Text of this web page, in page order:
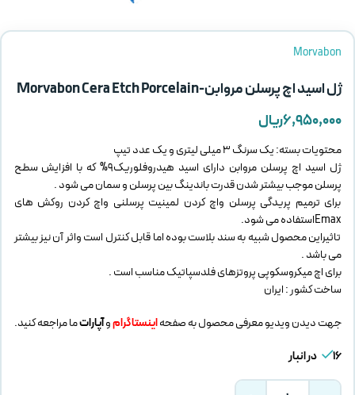
Morvabon
ژل اسید اچ پرسلن مروابن-Morvabon Cera Etch Porcelain
۶,۹۵۰,۰۰۰ریال
محتویات بسته: یک سرنگ 3 میلی لیتری و یک عدد تیپ
ژل اسید اچ پرسلن مروابن دارای اسید هیدروفلوریک9% که با افزایش سطح
پرسلن موجب بیشتر شدن قدرت باندینگ بین پرسلن و سمان می شود .
برای ترمیم پریدگی پرسلن واچ کردن لمینیت پرسلنی واچ کردن روکش های
Emaxاستفاده می شود.
تاثیراین محصول شبیه به سند بلاست بوده اما قابل کنترل است واثر آن نیز بیشتر
می باشد .
برای اچ میکروسکوپی پروتزهای فلدسپاتیک مناسب است .
ساخت کشور : ایران
جهت دیدن ویدیو معرفی محصول به صفحهاینستاگراموآپاراتما مراجعه کنید.
16 در انبار